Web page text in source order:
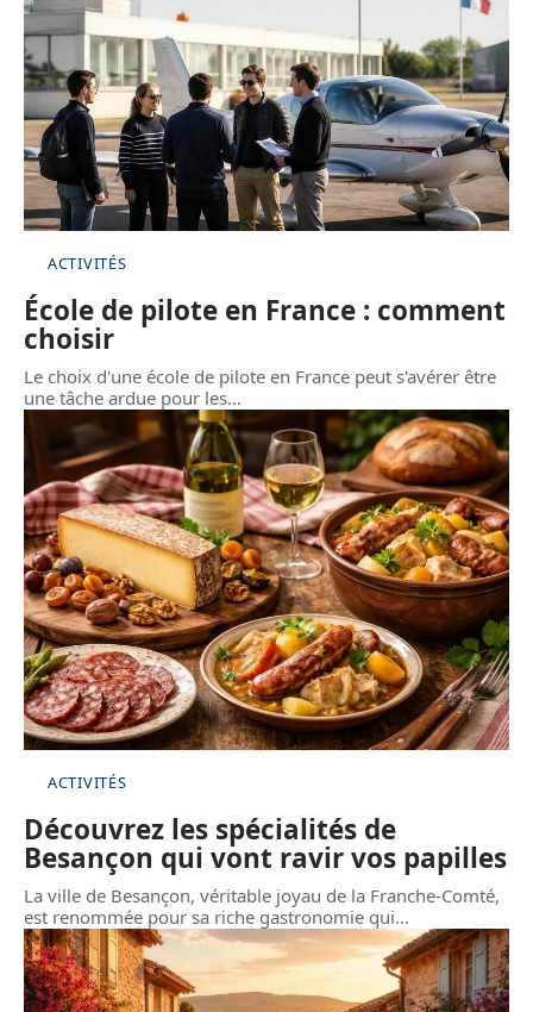
ACTIVITÉS
École de pilote en France : comment
choisir
Le choix d'une école de pilote en France peut s'avérer être
une tâche ardue pour les…
ACTIVITÉS
Découvrez les spécialités de
Besançon qui vont ravir vos papilles
La ville de Besançon, véritable joyau de la Franche-Comté,
est renommée pour sa riche gastronomie qui…